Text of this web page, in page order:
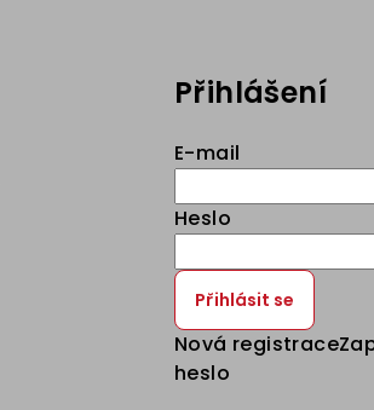
Přihlášení
E-mail
Heslo
Přihlásit se
Nová registrace
heslo